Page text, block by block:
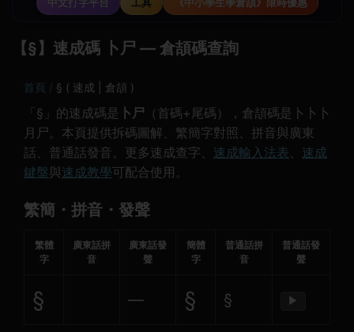
【§】速成碼 卜尸 — 倉頡碼查詢
首頁 § ( 速成 | 倉頡 )
「§」的速成碼是 卜尸 （首碼+尾碼），倉頡碼是卜卜卜
月尸。本頁提供拆碼圖解、繁簡字對照、拼音與廣東
話、普通話發音。更多速成查字、 速成輸入法表、 速成
鍵盤與速成教學可配合使用。
繁簡・拼音・發聲
繁體
字
廣東話拼
音
廣東話發
聲
簡體
字
普通話拼
音
普通話發
聲
§ — § § ▶